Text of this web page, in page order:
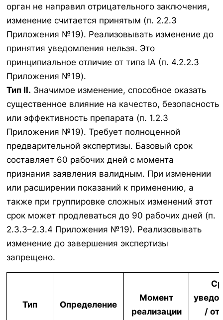
орган не направил отрицательного заключения,
изменение считается принятым (п. 2.2.3
Приложения №19). Реализовывать изменение до
принятия уведомления нельзя. Это
принципиальное отличие от типа IA (п. 4.2.2.3
Приложения №19).
Тип II. Значимое изменение, способное оказать
существенное влияние на качество, безопасность
или эффективность препарата (п. 1.2.3
Приложения №19). Требует полноценной
предварительной экспертизы. Базовый срок
составляет 60 рабочих дней с момента
признания заявления валидным. При изменении
или расширении показаний к применению, а
также при группировке сложных изменений этот
срок может продлеваться до 90 рабочих дней (п.
2.3.3–2.3.4 Приложения №19). Реализовывать
изменение до завершения экспертизы
запрещено.
Тип Определение
Момент
реализации
/